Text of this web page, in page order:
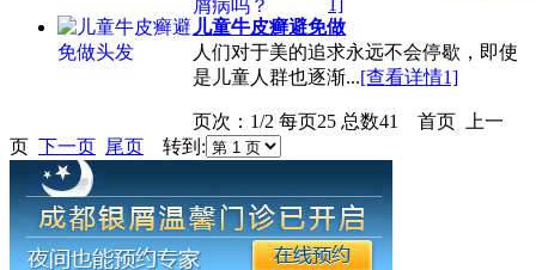
1]
儿童牛皮癣避免做
人们对于美的追求永远不会停歇，即使
是儿童人群也逐渐...[查看详情1]
页次：1/2 每页25 总数41 首页 上一
页 下一页 尾页 转到: